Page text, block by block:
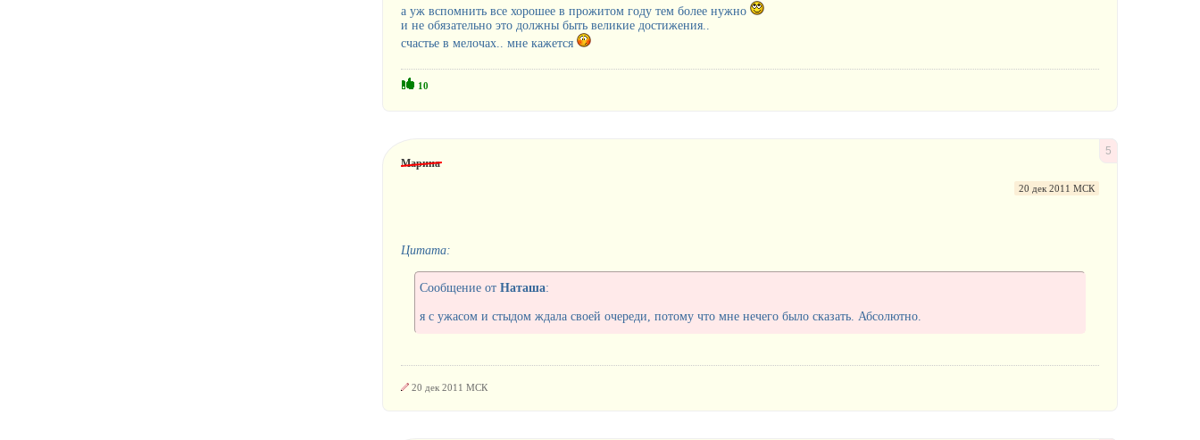
а уж вспомнить все хорошее в прожитом году тем более нужно
и не обязательно это должны быть великие достижения..
счастье в мелочах.. мне кажется
10
5
Марина
20 дек 2011 МСК
Цитата:
Сообщение от Наташа:
я с ужасом и стыдом ждала своей очереди, потому что мне нечего было сказать. Абсолютно.
20 дек 2011 МСК